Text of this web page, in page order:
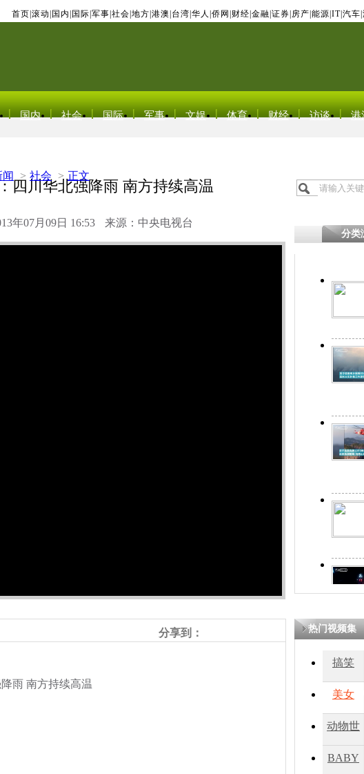
首页 滚动 国内 国际 军事 社会 地方 港澳 台湾 华人 侨网 财经 金融 证券 房产 能源 IT| 汽车
国内 社会 国际 军事 文娱 体育 财经 访谈 港
> 社会 > 正文
四川华北强降雨 南方持续高温
年07月09日 16:53 来源：中央电视台
分类
分享到：
雨 南方持续高温
热门视频集
搞笑
美女
动物世
BABY